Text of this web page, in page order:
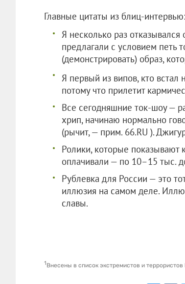
Главные цитаты из блиц-интервью:
Я несколько раз
предлагали с условием петь
(демонстрировать) образ,
Я первый из випов, кто встал
потому что прилетит
Все сегодняшние ток-шоу —
хрип, начинаю нормально
(рычит, — прим. 66.RU ).
Ролики, которые показывают
оплачивали — по 10–15 тыс.
Рублевка для России — это
иллюзия на самом деле.
славы.
1Внесены в список экстремистов и